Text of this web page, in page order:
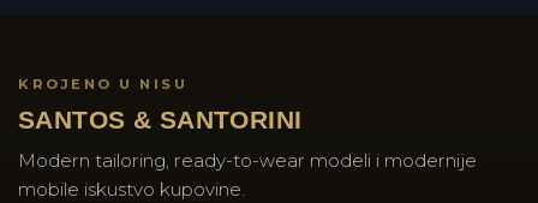
KROJENO U NISU
SANTOS & SANTORINI
Modern tailoring, ready-to-wear modeli i modernije
mobile iskustvo kupovine.